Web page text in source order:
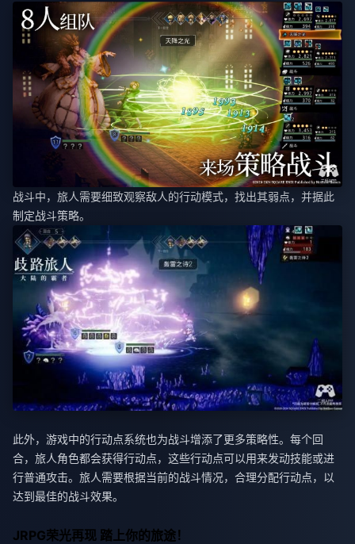
战斗中，旅人需要细致观察敌人的行动模式，找出其弱点，并据此
制定战斗策略。
此外，游戏中的行动点系统也为战斗增添了更多策略性。每个回
合，旅人角色都会获得行动点，这些行动点可以用来发动技能或进
行普通攻击。旅人需要根据当前的战斗情况，合理分配行动点，以
达到最佳的战斗效果。
JRPG荣光再现 踏上你的旅途！